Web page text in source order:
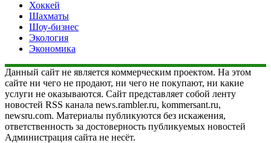
Хоккей
Шахматы
Шоу-бизнес
Экология
Экономика
Данный сайт не является коммерческим проектом. На этом
сайте ни чего не продают, ни чего не покупают, ни какие
услуги не оказываются. Сайт представляет собой ленту
новостей RSS канала news.rambler.ru, kommersant.ru,
newsru.com. Материалы публикуются без искажения,
ответственность за достоверность публикуемых новостей
Администрация сайта не несёт.